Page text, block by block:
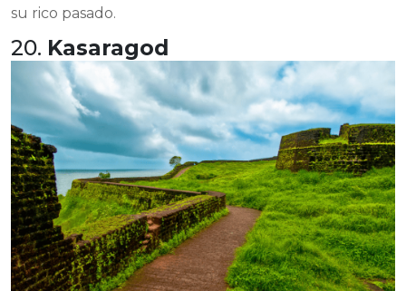
su rico pasado.
20. Kasaragod